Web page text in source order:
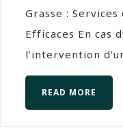
Grasse :
Efficaces En cas
l’intervention
READ MORE